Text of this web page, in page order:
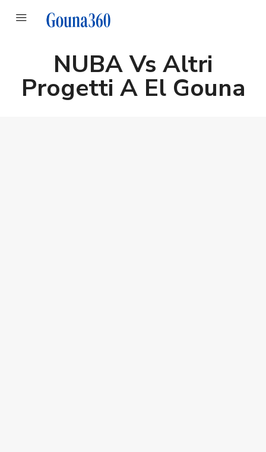
NUBA Vs Altri
Progetti A El Gouna